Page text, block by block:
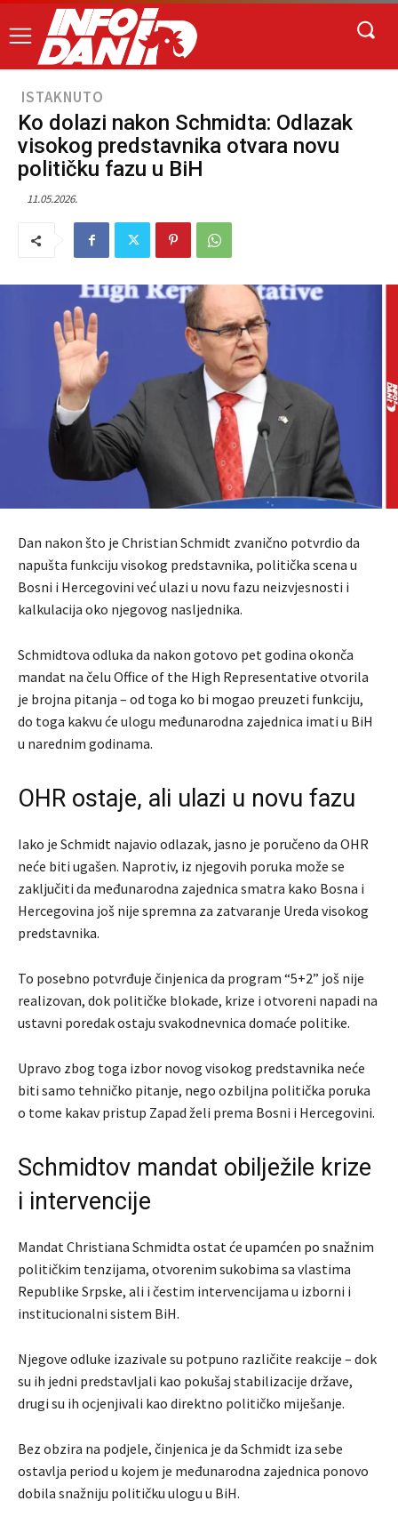
ISTAKNUTO
Ko dolazi nakon Schmidta: Odlazak
visokog predstavnika otvara novu
političku fazu u BiH
11.05.2026.
Dan nakon što je Christian Schmidt zvanično potvrdio da
napušta funkciju visokog predstavnika, politička scena u
Bosni i Hercegovini već ulazi u novu fazu neizvjesnosti i
kalkulacija oko njegovog nasljednika.
Schmidtova odluka da nakon gotovo pet godina okonča
mandat na čelu Office of the High Representative otvorila
je brojna pitanja – od toga ko bi mogao preuzeti funkciju,
do toga kakvu će ulogu međunarodna zajednica imati u BiH
u narednim godinama.
OHR ostaje, ali ulazi u novu fazu
Iako je Schmidt najavio odlazak, jasno je poručeno da OHR
neće biti ugašen. Naprotiv, iz njegovih poruka može se
zaključiti da međunarodna zajednica smatra kako Bosna i
Hercegovina još nije spremna za zatvaranje Ureda visokog
predstavnika.
To posebno potvrđuje činjenica da program “5+2” još nije
realizovan, dok političke blokade, krize i otvoreni napadi na
ustavni poredak ostaju svakodnevnica domaće politike.
Upravo zbog toga izbor novog visokog predstavnika neće
biti samo tehničko pitanje, nego ozbiljna politička poruka
o tome kakav pristup Zapad želi prema Bosni i Hercegovini.
Schmidtov mandat obilježile krize
i intervencije
Mandat Christiana Schmidta ostat će upamćen po snažnim
političkim tenzijama, otvorenim sukobima sa vlastima
Republike Srpske, ali i čestim intervencijama u izborni i
institucionalni sistem BiH.
Njegove odluke izazivale su potpuno različite reakcije – dok
su ih jedni predstavljali kao pokušaj stabilizacije države,
drugi su ih ocjenjivali kao direktno političko miješanje.
Bez obzira na podjele, činjenica je da Schmidt iza sebe
ostavlja period u kojem je međunarodna zajednica ponovo
dobila snažniju političku ulogu u BiH.